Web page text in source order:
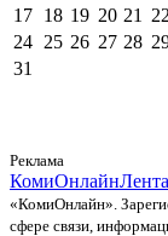
17 18 19 20 21 22
24 25 26 27 28
31
Реклама
КомиОнлайнЛента
«КомиОнлайн».
сфере связи,